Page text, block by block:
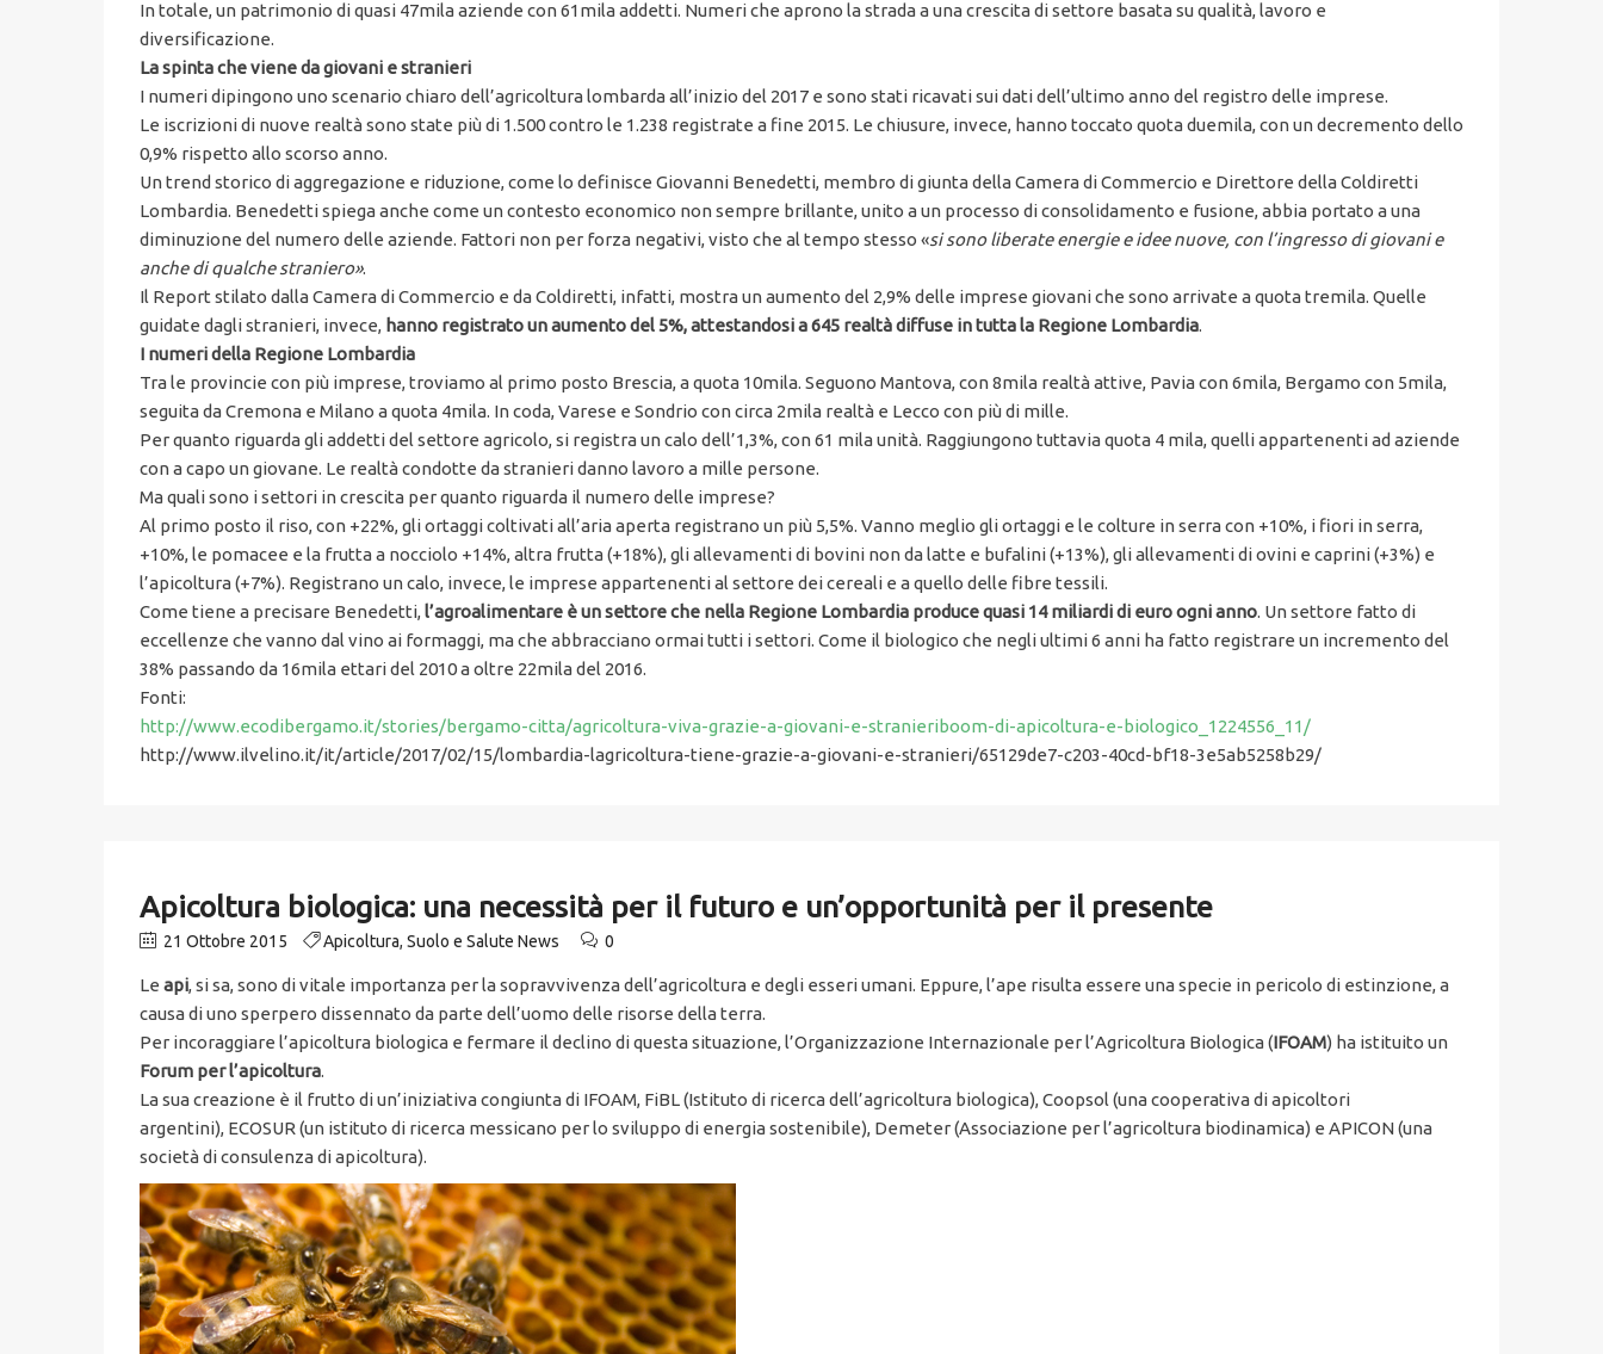
In totale, un patrimonio di quasi 47mila aziende con 61mila addetti. Numeri che aprono la strada a una crescita di settore basata su qualità, lavoro e
diversificazione.
La spinta che viene da giovani e stranieri
I numeri dipingono uno scenario chiaro dell’agricoltura lombarda all’inizio del 2017 e sono stati ricavati sui dati dell’ultimo anno del registro delle imprese.
Le iscrizioni di nuove realtà sono state più di 1.500 contro le 1.238 registrate a fine 2015. Le chiusure, invece, hanno toccato quota duemila, con un decremento dello
0,9% rispetto allo scorso anno.
Un trend storico di aggregazione e riduzione, come lo definisce Giovanni Benedetti, membro di giunta della Camera di Commercio e Direttore della Coldiretti
Lombardia. Benedetti spiega anche come un contesto economico non sempre brillante, unito a un processo di consolidamento e fusione, abbia portato a una
diminuzione del numero delle aziende. Fattori non per forza negativi, visto che al tempo stesso «si sono liberate energie e idee nuove, con l’ingresso di giovani e
anche di qualche straniero».
Il Report stilato dalla Camera di Commercio e da Coldiretti, infatti, mostra un aumento del 2,9% delle imprese giovani che sono arrivate a quota tremila. Quelle
guidate dagli stranieri, invece, hanno registrato un aumento del 5%, attestandosi a 645 realtà diffuse in tutta la Regione Lombardia.
I numeri della Regione Lombardia
Tra le provincie con più imprese, troviamo al primo posto Brescia, a quota 10mila. Seguono Mantova, con 8mila realtà attive, Pavia con 6mila, Bergamo con 5mila,
seguita da Cremona e Milano a quota 4mila. In coda, Varese e Sondrio con circa 2mila realtà e Lecco con più di mille.
Per quanto riguarda gli addetti del settore agricolo, si registra un calo dell’1,3%, con 61 mila unità. Raggiungono tuttavia quota 4 mila, quelli appartenenti ad aziende
con a capo un giovane. Le realtà condotte da stranieri danno lavoro a mille persone.
Ma quali sono i settori in crescita per quanto riguarda il numero delle imprese?
Al primo posto il riso, con +22%, gli ortaggi coltivati all’aria aperta registrano un più 5,5%. Vanno meglio gli ortaggi e le colture in serra con +10%, i fiori in serra,
+10%, le pomacee e la frutta a nocciolo +14%, altra frutta (+18%), gli allevamenti di bovini non da latte e bufalini (+13%), gli allevamenti di ovini e caprini (+3%) e
l’apicoltura (+7%). Registrano un calo, invece, le imprese appartenenti al settore dei cereali e a quello delle fibre tessili.
Come tiene a precisare Benedetti,l’agroalimentare è un settore che nella Regione Lombardia produce quasi 14 miliardi di euro ogni anno. Un settore fatto di
eccellenze che vanno dal vino ai formaggi, ma che abbracciano ormai tutti i settori. Come il biologico che negli ultimi 6 anni ha fatto registrare un incremento del
38% passando da 16mila ettari del 2010 a oltre 22mila del 2016.
Fonti:
http://www.ecodibergamo.it/stories/bergamo-citta/agricoltura-viva-grazie-a-giovani-e-stranieriboom-di-apicoltura-e-biologico_1224556_11/
http://www.ilvelino.it/it/article/2017/02/15/lombardia-lagricoltura-tiene-grazie-a-giovani-e-stranieri/65129de7-c203-40cd-bf18-3e5ab5258b29/
Apicoltura biologica: una necessità per il futuro e un’opportunità per il presente
21 Ottobre 2015 Apicoltura, Suolo e Salute News 0
Le api, si sa, sono di vitale importanza per la sopravvivenza dell’agricoltura e degli esseri umani. Eppure, l’ape risulta essere una specie in pericolo di estinzione, a
causa di uno sperpero dissennato da parte dell’uomo delle risorse della terra.
Per incoraggiare l’apicoltura biologica e fermare il declino di questa situazione, l’Organizzazione Internazionale per l’Agricoltura Biologica (IFOAM) ha istituito un
Forum per l’apicoltura.
La sua creazione è il frutto di un’iniziativa congiunta di IFOAM, FiBL (Istituto di ricerca dell’agricoltura biologica), Coopsol (una cooperativa di apicoltori
argentini), ECOSUR (un istituto di ricerca messicano per lo sviluppo di energia sostenibile), Demeter (Associazione per l’agricoltura biodinamica) e APICON (una
società di consulenza di apicoltura).